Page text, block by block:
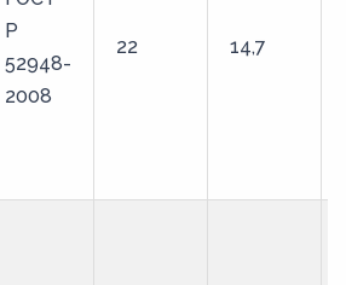
Р
52948-
2008
22 14,7